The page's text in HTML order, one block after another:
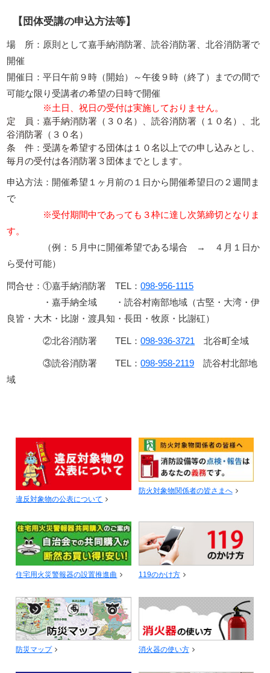
【団体受講の申込方法等】
場 所：原則として嘉手納消防署、読谷消防署、北谷消防署で
開催
開催日：平日午前９時（開始）～午後９時（終了）までの間で
可能な限り受講者の希望の日時で開催
※土日、祝日の受付は実施しておりません。
定 員：嘉手納消防署（３０名）、読谷消防署（１０名）、北
谷消防署（３０名）
条 件：受講を希望する団体は１０名以上での申し込みとし、
毎月の受付は各消防署３団体までとします。
申込方法：開催希望１ヶ月前の１日から開催希望日の２週間ま
で
※受付期間中であっても３枠に達し次第締切となりま
す。
（例：５月中に開催希望である場合 → ４月１日か
ら受付可能）
問合せ：①嘉手納消防署 TEL：098-956-1115
・嘉手納全域 ・読谷村南部地域（古堅・大湾・伊
良皆・大木・比謝・渡具知・長田・牧原・比謝矼）
②北谷消防署 TEL：098-936-3721 北谷町全域
③読谷消防署 TEL：098-958-2119 読谷村北部地
域
違反対象物の公表について
防火対象物関係者の皆さまへ
住宅用火災警報器の設置推進曲 119のかけ方
防災マップ 消火器の使い方